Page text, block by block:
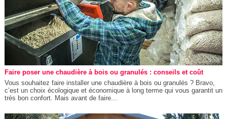
Faire poser une chaudière à bois ou granulés : conseils et coût
Vous souhaitez faire installer une chaudière à bois ou granulés ? Bravo,
c’est un choix écologique et économique à long terme qui vous garantit un
très bon confort. Mais avant de faire...